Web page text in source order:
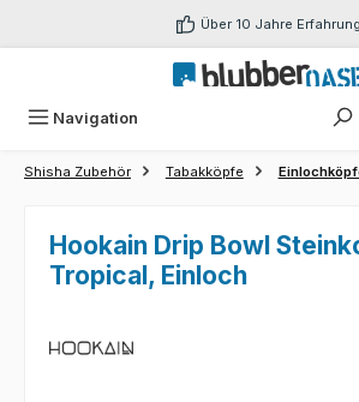
Zum Hauptinhalt springen Über 10 Jahre Erfahrung
Navigation
Shisha Zubehör Tabakköpfe
Hookain Drip Bowl
Tropical, Einloch